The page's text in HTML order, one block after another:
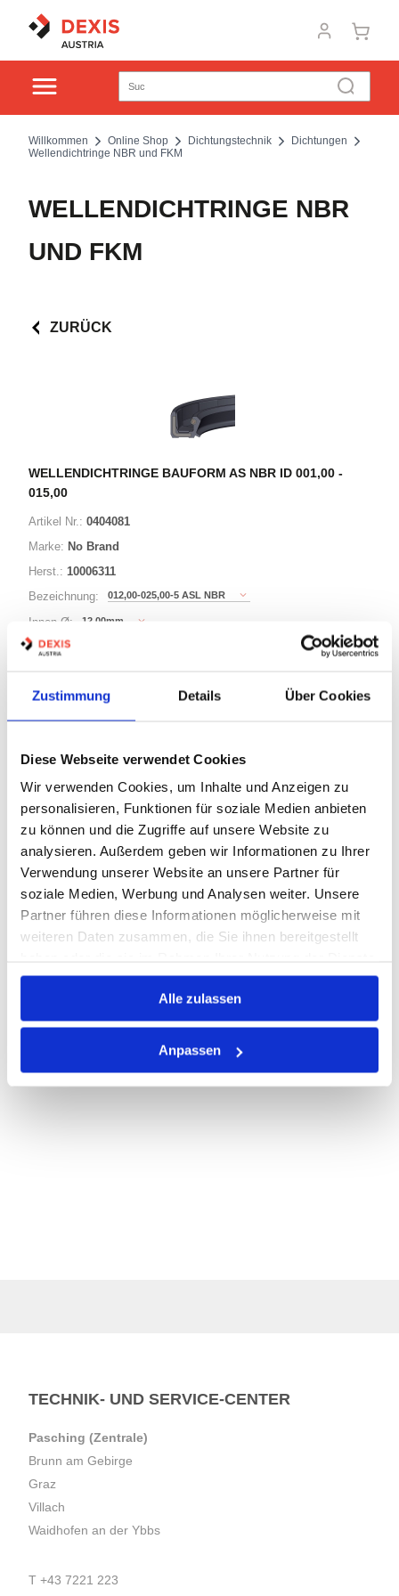
Zustimmung Details Über Cookies
Diese Webseite verwendet Cookies
Wir verwenden Cookies, um Inhalte und Anzeigen zu
personalisieren, Funktionen für soziale Medien anbieten
zu können und die Zugriffe auf unsere Website zu
analysieren. Außerdem geben wir Informationen zu Ihrer
Verwendung unserer Website an unsere Partner für
soziale Medien, Werbung und Analysen weiter. Unsere
Partner führen diese Informationen möglicherweise mit
weiteren Daten zusammen, die Sie ihnen bereitgestellt
gesammelt haben.
Alle zulassen
Anpassen
Willkommen Online Shop Dichtungstechnik
Dichtungen
Wellendichtringe NBR und FKM
WELLENDICHTRINGE NBR
UND FKM
ZURÜCK
WELLENDICHTRINGE BAUFORM AS NBR ID 001,00 -
015,00
Artikel Nr.: 0404081
Marke: No Brand
Herst.: 10006311
Bezeichnung:
012,00-025,00-5 ASL NBR
Innen Ø: 12,00mm
Außen Ø:
STK Warenkorb
Auf Lager
Print
PRODUKTBESCHREIBUNG
TECHNIK- UND SERVICE-CENTER
Pasching (Zentrale)
Brunn am Gebirge
Graz
Villach
Waidhofen an der Ybbs
T +43 7221 223